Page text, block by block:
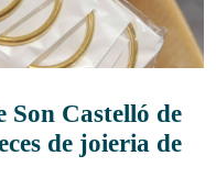
Son Castelló de
de joieria de